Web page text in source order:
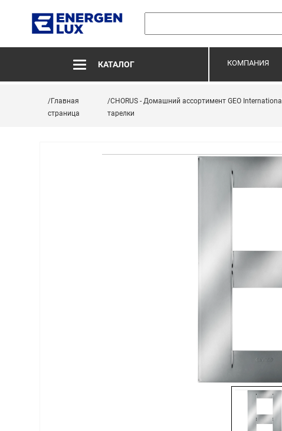
КАТАЛОГ КОМПАНИЯ
/Главная
страница
/CHORUS - Домашний ассортимент GEO International
тарелки